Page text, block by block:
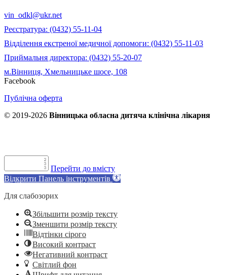
vin_odkl@ukr.net
Реєстратура: (0432) 55-11-04
Відділення екстреної медичної допомоги: (0432) 55-11-03
Приймальня директора: (0432) 55-20-07
м.Вінниця, Хмельницьке шосе, 108
Facebook
Публічна оферта
© 2019-2026 Вінницька обласна дитяча клінічна лікарня
Перейти до вмісту
Відкрити Панель інструментів
Для слабозорих
Збільшити розмір тексту
Зменшити розмір тексту
Відтінки сірого
Високий контраст
Негативний контраст
Світлий фон